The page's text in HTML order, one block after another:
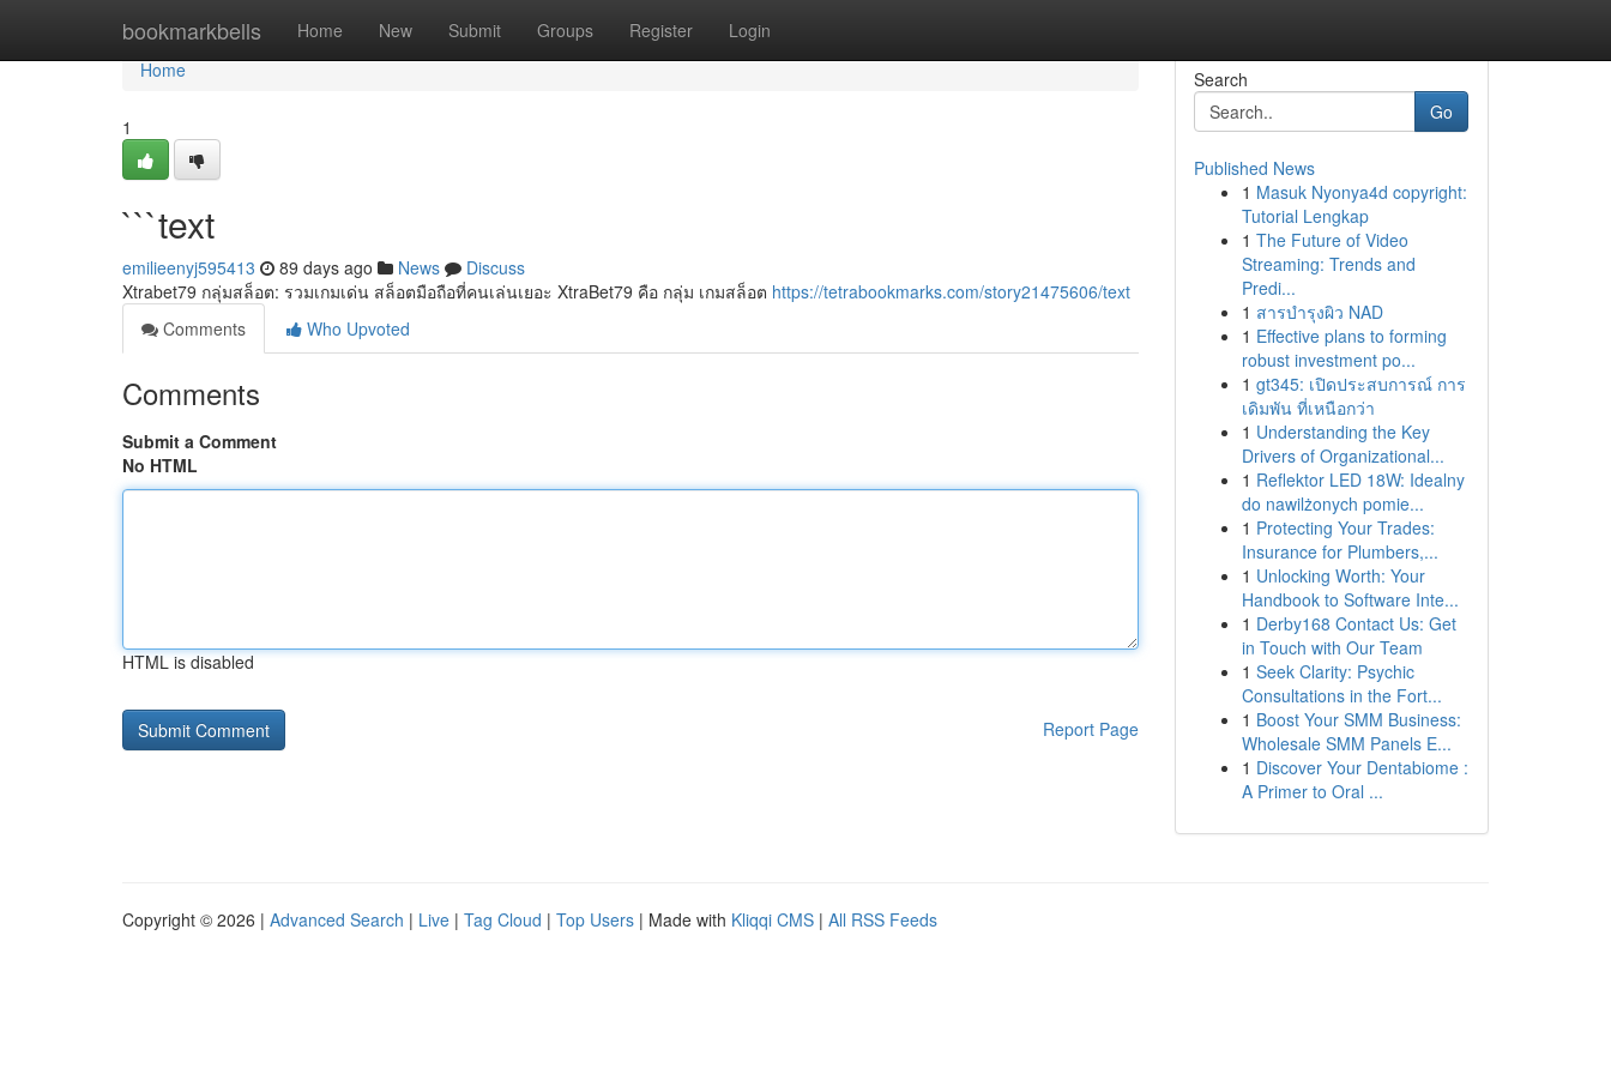
bookmarkbells Home New Submit Groups Register Login
Home
Home
1
```text
emilieenyj595413 89 days ago News
Discuss
Xtrabet79 กลุ่มสล็อต: รวมเกมเด่น สล็อตมือถือที่คนเล่นเยอะ XtraBet79 คือ กลุ่ม เกมสล็อต https://tetrabookmarks.com/story21475606/text
Comments
Who Upvoted
Comments
Submit a Comment
No HTML
HTML is disabled
Report Page
Search
Go
Published News
1 Masuk Nyonya4d copyright:
Tutorial Lengkap
1 The Future of Video
Streaming: Trends and
Predi...
1 สารบำรุงผิว NAD
1 Effective plans to forming
robust investment po...
1 gt345: เปิดประสบการณ์ การ
เดิมพัน ที่เหนือกว่า
1 Understanding the Key
Drivers of Organizational...
1 Reflektor LED 18W: Idealny
do nawilżonych pomie...
1 Protecting Your Trades:
Insurance for Plumbers,...
1 Unlocking Worth: Your
Handbook to Software Inte...
1 Derby168 Contact Us: Get
in Touch with Our Team
1 Seek Clarity: Psychic
Consultations in the Fort...
1 Boost Your SMM Business:
Wholesale SMM Panels E...
1 Discover Your Dentabiome :
A Primer to Oral ...
Copyright © 2026 | Advanced Search | Live | Tag Cloud | Top Users | Made with Kliqqi CMS | All RSS Feeds